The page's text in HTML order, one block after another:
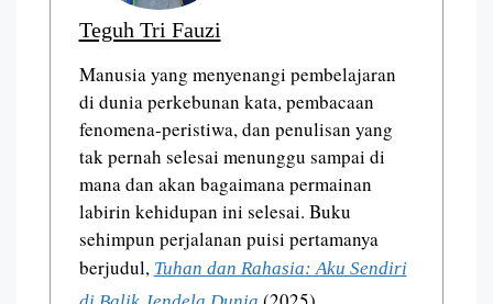
Teguh Tri Fauzi
Manusia yang menyenangi pembelajaran
di dunia perkebunan kata, pembacaan
fenomena-peristiwa, dan penulisan yang
tak pernah selesai menunggu sampai di
mana dan akan bagaimana permainan
labirin kehidupan ini selesai. Buku
sehimpun perjalanan puisi pertamanya
berjudul, Tuhan dan Rahasia: Aku Sendiri